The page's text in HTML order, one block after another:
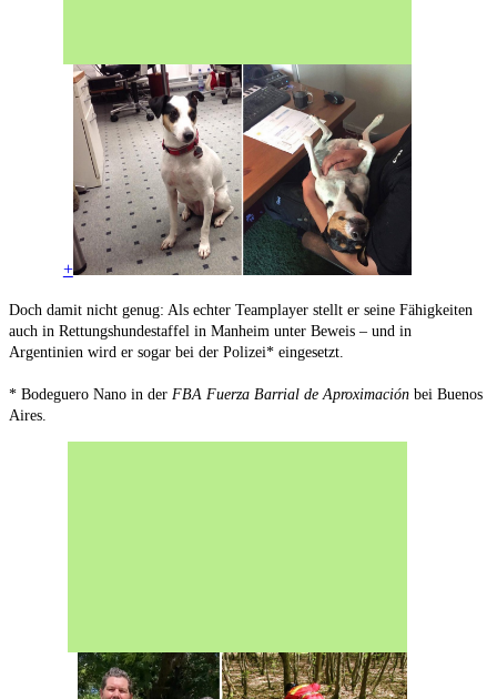
+
Doch damit nicht genug: Als echter Teamplayer stellt er seine Fähigkeiten
auch in Rettungshundestaffel in Manheim unter Beweis – und in
Argentinien wird er sogar bei der Polizei* eingesetzt.
* Bodeguero Nano in der FBA Fuerza Barrial de Aproximación bei Buenos
Aires.